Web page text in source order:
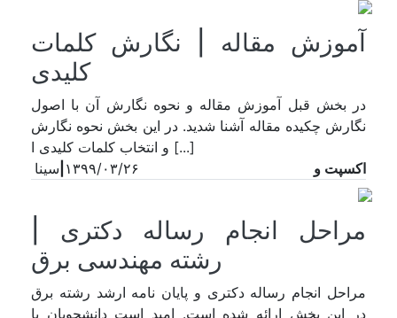
آموزش مقاله | نگارش کلمات
کلیدی
در بخش قبل آموزش مقاله و نحوه نگارش آن با اصول
نگارش چکیده مقاله آشنا شدید. در این بخش نحوه نگارش
و انتخاب کلمات کلیدی ا [...]
۱۳۹۹/۰۳/۲۶ سینا اکسپت و
مراحل انجام رساله دکتری |
رشته مهندسی برق
مراحل انجام رساله دکتری و پایان نامه ارشد رشته برق
در این بخش ارائه شده است. امید است دانشجویان با